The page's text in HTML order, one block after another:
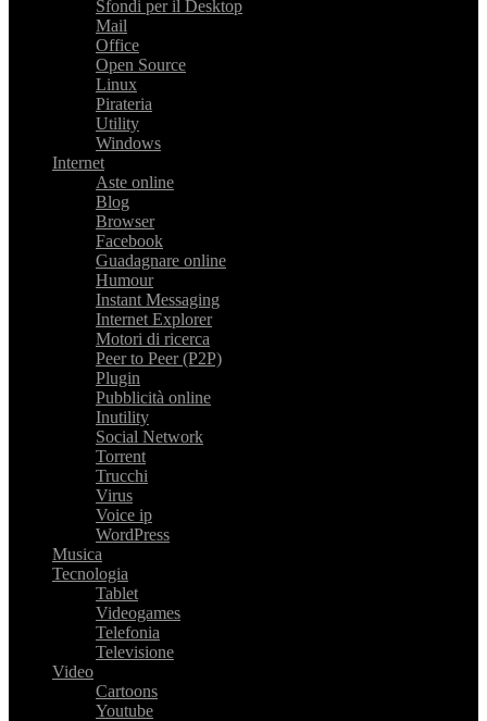
Sfondi per il Desktop
Mail
Office
Open Source
Linux
Pirateria
Utility
Windows
Internet
Aste online
Blog
Browser
Facebook
Guadagnare online
Humour
Instant Messaging
Internet Explorer
Motori di ricerca
Peer to Peer (P2P)
Plugin
Pubblicità online
Inutility
Social Network
Torrent
Trucchi
Virus
Voice ip
WordPress
Musica
Tecnologia
Tablet
Videogames
Telefonia
Televisione
Video
Cartoons
Youtube